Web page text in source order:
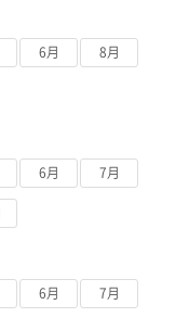
6月 8月
6月 7月
6月 7月